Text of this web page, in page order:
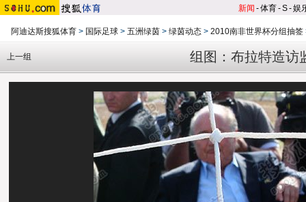
新闻 -体育-S-娱
阿迪达斯搜狐体育 > 国际足球 > 五洲绿茵 > 绿茵动态 > 2010南非世界杯分组抽签
组图：布拉特造访
上一组